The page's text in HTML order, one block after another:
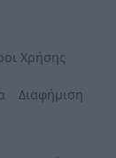
Χρήσης
Διαφήμιση